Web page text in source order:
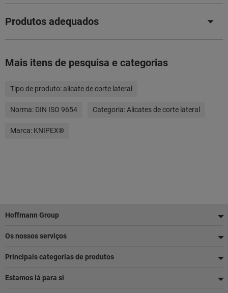
Produtos adequados
Mais itens de pesquisa e categorias
Tipo de produto: alicate de corte lateral
Norma: DIN ISO 9654 Categoria: Alicates de corte lateral
Marca: KNIPEX®
Rodapé
Hoffmann Group
Os nossos serviços
Principais categorias de produtos
Estamos lá para si